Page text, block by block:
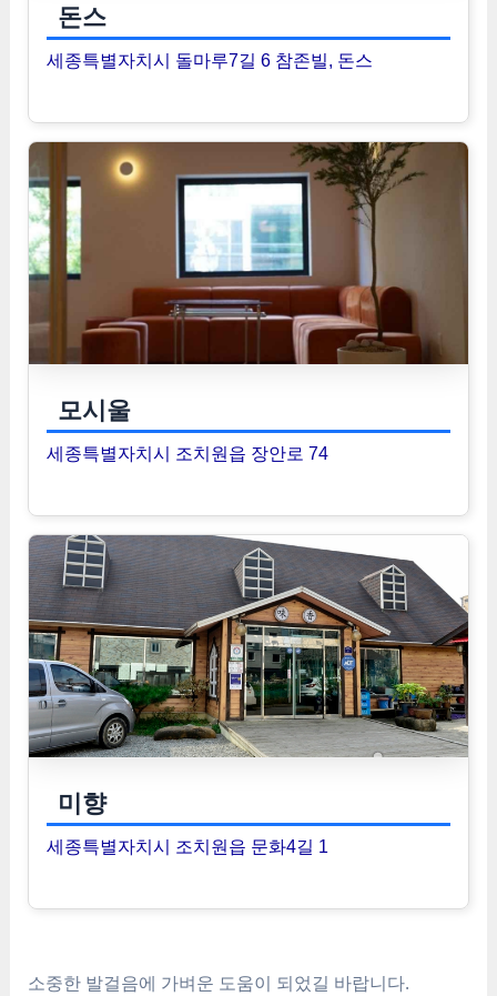
돈스
세종특별자치시 돌마루7길 6 참존빌, 돈스
모시울
세종특별자치시 조치원읍 장안로 74
미향
세종특별자치시 조치원읍 문화4길 1
소중한 발걸음에 가벼운 도움이 되었길 바랍니다.